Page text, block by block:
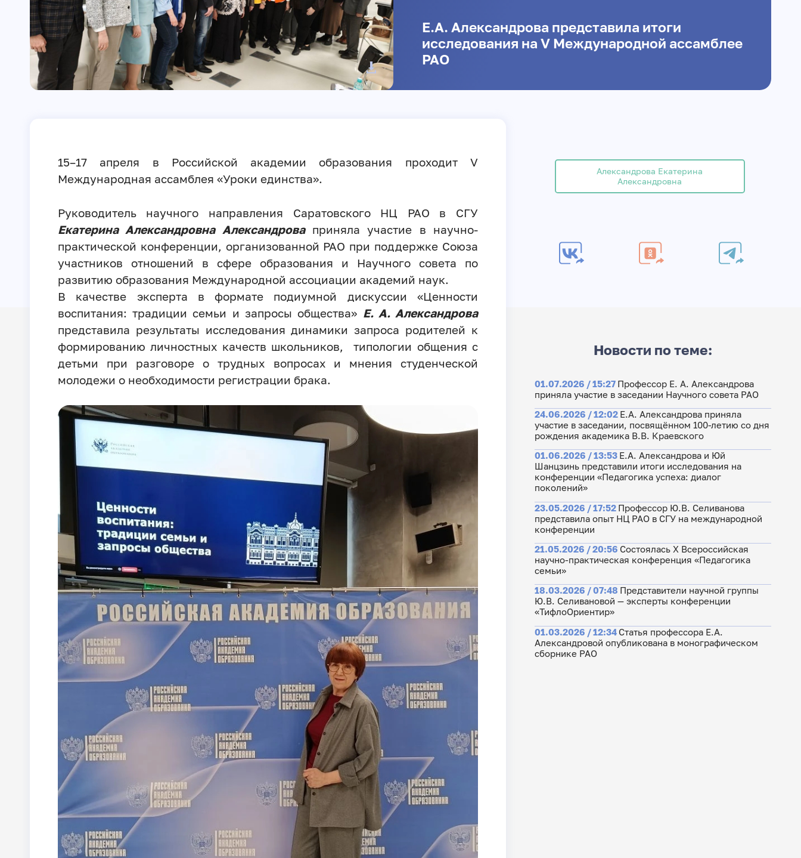
Е.А. Александрова представила итоги
исследования на V Международной ассамблее
РАО
15–17 апреля в Российской академии образования проходит V
Международная ассамблея «Уроки единства».
Руководитель научного направления Саратовского НЦ РАО в СГУ
Екатерина Александровна Александроваприняла участие в научно-
практической конференции, организованной РАО при поддержке Союза
участников отношений в сфере образования и Научного совета по
развитию образования Международной ассоциации академий наук.
В качестве эксперта в формате подиумной дискуссии «Ценности
воспитания: традиции семьи и запросы общества» Е. А. Александрова
представила результаты исследования динамики запроса родителей к
формированию личностных качеств школьников, типологии общения с
детьми при разговоре о трудных вопросах и мнения студенческой
молодежи о необходимости регистрации брака.
Александрова Екатерина
Александровна
Новости по теме:
01.07.2026 / 15:27 Профессор Е. А. Александрова
приняла участие в заседании Научного совета РАО
24.06.2026 / 12:02 Е.А. Александрова приняла
участие в заседании, посвящённом 100-летию со дня
рождения академика В.В. Краевского
01.06.2026 / 13:53 Е.А. Александрова и Юй
Шанцзинь представили итоги исследования на
конференции «Педагогика успеха: диалог
поколений»
23.05.2026 / 17:52 Профессор Ю.В. Селиванова
представила опыт НЦ РАО в СГУ на международной
конференции
21.05.2026 / 20:56 Состоялась X Всероссийская
научно-практическая конференция «Педагогика
семьи»
18.03.2026 / 07:48 Представители научной группы
Ю.В. Селивановой — эксперты конференции
«ТифлоОриентир»
01.03.2026 / 12:34 Статья профессора Е.А.
Александровой опубликована в монографическом
сборнике РАО